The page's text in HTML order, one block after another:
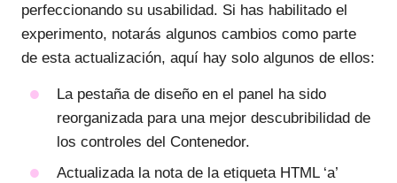
perfeccionando su usabilidad. Si has habilitado el
experimento, notarás algunos cambios como parte
de esta actualización, aquí hay solo algunos de ellos:
La pestaña de diseño en el panel ha sido
reorganizada para una mejor descubribilidad de
los controles del Contenedor.
Actualizada la nota de la etiqueta HTML ‘a’